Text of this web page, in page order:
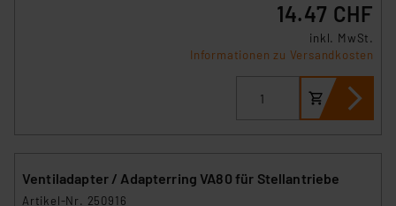
14.47 CHF
inkl. MwSt.
Informationen zu Versandkosten
Ventiladapter / Adapterring VA80 für Stellantriebe
Artikel-Nr. 250916